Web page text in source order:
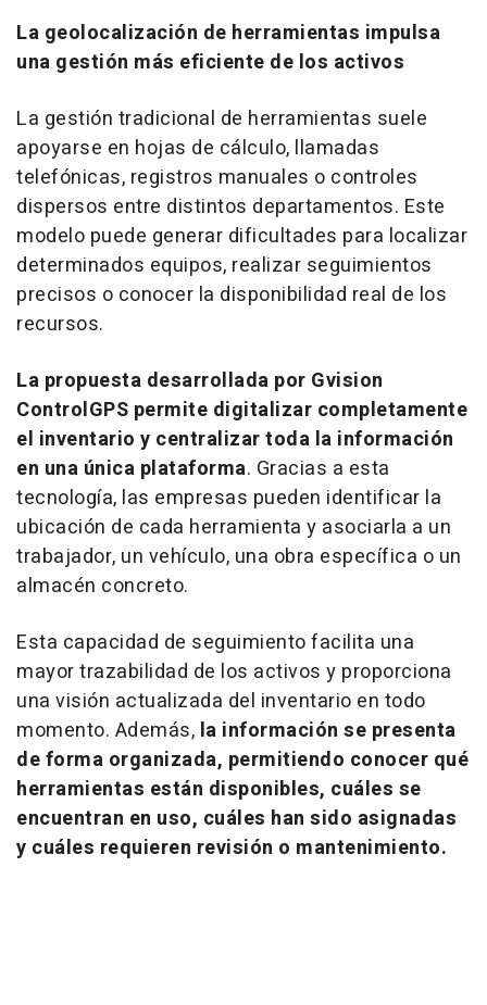
La geolocalización de herramientas impulsa
una gestión más eficiente de los activos
La gestión tradicional de herramientas suele
apoyarse en hojas de cálculo, llamadas
telefónicas, registros manuales o controles
dispersos entre distintos departamentos. Este
modelo puede generar dificultades para localizar
determinados equipos, realizar seguimientos
precisos o conocer la disponibilidad real de los
recursos.
La propuesta desarrollada por Gvision
ControlGPS permite digitalizar completamente
el inventario y centralizar toda la información
en una única plataforma. Gracias a esta
tecnología, las empresas pueden identificar la
ubicación de cada herramienta y asociarla a un
trabajador, un vehículo, una obra específica o un
almacén concreto.
Esta capacidad de seguimiento facilita una
mayor trazabilidad de los activos y proporciona
una visión actualizada del inventario en todo
momento. Además, la información se presenta
de forma organizada, permitiendo conocer qué
herramientas están disponibles, cuáles se
encuentran en uso, cuáles han sido asignadas
y cuáles requieren revisión o mantenimiento.